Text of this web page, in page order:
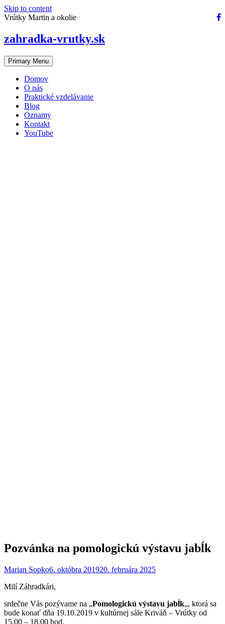
Skip to content
Vrútky Martin a okolie
zahradka-vrutky.sk
Primary Menu
Domov
O nás
Praktické vzdelávanie
Blog
Oznamy
Kontakt
YouTube
Pozvánka na pomologickú výstavu jabĺk
Marian Sopko6. októbra 201920. februára 2025
Milí Záhradkári,
srdečne Vás pozývame na „Pomologickú výstavu jabĺk„, ktorá sa
bude konať dňa 19.10.2019 v kultúrnej sále Kriváň – Vrútky od
15,00 – 18,00 hod.